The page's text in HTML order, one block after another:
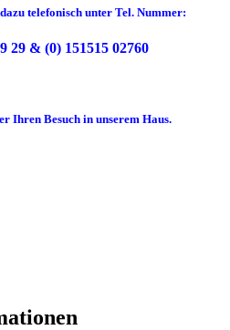
telefonisch unter Tel. Nummer:
29 & (0) 151515 02760
Ihren Besuch in unserem Haus.